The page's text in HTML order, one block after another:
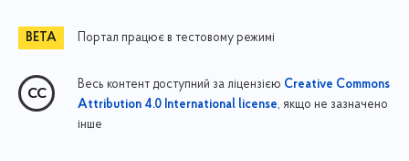
Портал працює в тестовому режимі
Весь контент доступний за ліцензією Creative Commons
Attribution 4.0 International license, якщо не зазначено
інше